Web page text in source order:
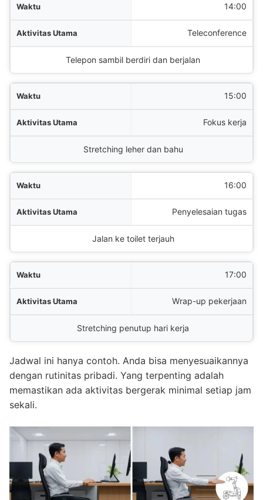
14:00
Teleconference
Telepon sambil berdiri dan berjalan
15:00
Fokus kerja
Stretching leher dan bahu
16:00
Penyelesaian tugas
Jalan ke toilet terjauh
17:00
Wrap-up pekerjaan
Stretching penutup hari kerja
Jadwal ini hanya contoh. Anda bisa menyesuaikannya
dengan rutinitas pribadi. Yang terpenting adalah
memastikan ada aktivitas bergerak minimal setiap jam
sekali.